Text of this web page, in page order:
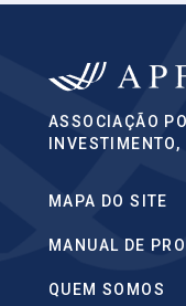
ASSOCIAÇÃO
MAPA DO SITE
MANUAL DE
QUEM SOMOS